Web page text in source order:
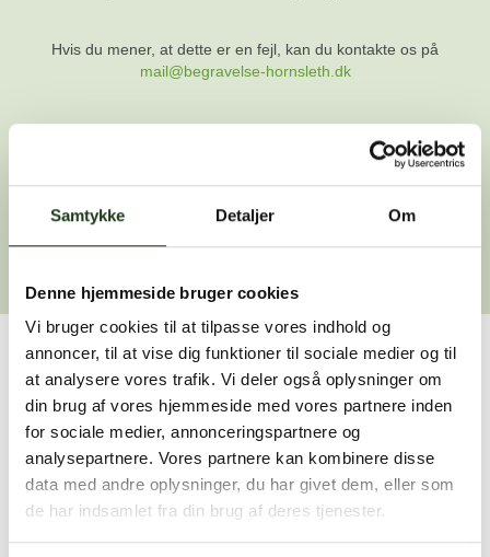
Samtykke Detaljer Om
Denne hjemmeside bruger cookies
Vi bruger cookies til at tilpasse vores indhold og
annoncer, til at vise dig funktioner til sociale medier og til
at analysere vores trafik. Vi deler også oplysninger om
din brug af vores hjemmeside med vores partnere inden
for sociale medier, annonceringspartnere og
analysepartnere. Vores partnere kan kombinere disse
data med andre oplysninger, du har givet dem, eller som
de har indsamlet fra din brug af deres tjenester.
Hvis du mener, at dette er en fejl, kan du kontakte os på
mail@begravelse-hornsleth.dk
Gå tilbage
Har du brug for hjælp?
Vi er her for at hjælpe dig. Du er velkommen til at kontakte
os, hvis du har spørgsmål eller brug for assistance.
59 45 10 14
Find nærmeste afdeling